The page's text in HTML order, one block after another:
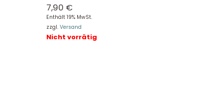
7,90 €
Enthält 19% MwSt.
zzgl. Versand
Nicht vorrätig